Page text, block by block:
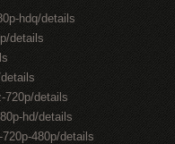
hdq/details
details
720p/details
hd/details
480p/details